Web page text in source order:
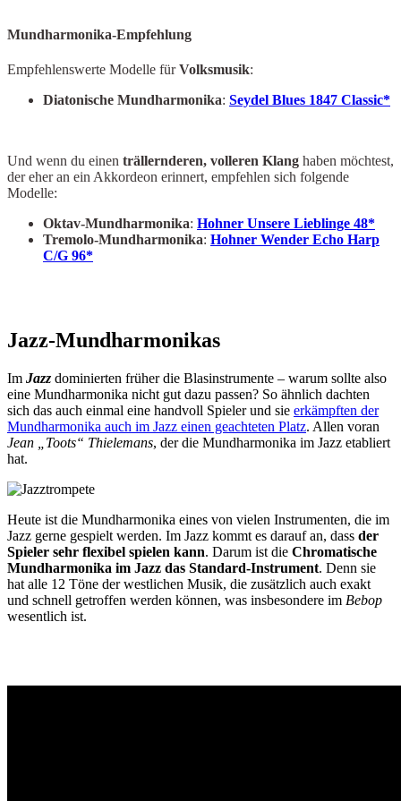
Mundharmonika-Empfehlung
Empfehlenswerte Modelle fürVolksmusik:
Diatonische Mundharmonika: Seydel Blues 1847 Classic*
Und wenn du einen trällernderen, volleren Klang haben möchtest,
der eher an ein Akkordeon erinnert, empfehlen sich folgende
Modelle:
Oktav-Mundharmonika: Hohner Unsere Lieblinge 48*
Tremolo-Mundharmonika: Hohner Wender Echo Harp
C/G 96*
Jazz-Mundharmonikas
Im Jazz dominierten früher die Blasinstrumente – warum sollte also
eine Mundharmonika nicht gut dazu passen? So ähnlich dachten
sich das auch einmal eine handvoll Spieler und sie erkämpften der
Mundharmonika auch im Jazz einen geachteten Platz. Allen voran
Jean „Toots“ Thielemans, der die Mundharmonika im Jazz etabliert
hat.
Heute ist die Mundharmonika eines von vielen Instrumenten, die im
Jazz gerne gespielt werden. Im Jazz kommt es darauf an, dass der
Spieler sehr flexibel spielen kann. Darum ist die Chromatische
Mundharmonika im Jazz das Standard-Instrument. Denn sie
hat alle 12 Töne der westlichen Musik, die zusätzlich auch exakt
und schnell getroffen werden können, was insbesondere im Bebop
wesentlich ist.